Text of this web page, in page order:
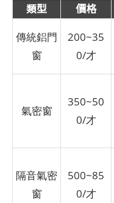
類型 價格
傳統鋁門
窗
200~35
0/才
氣密窗
350~50
0/才
隔音氣密
窗
500~85
0/才